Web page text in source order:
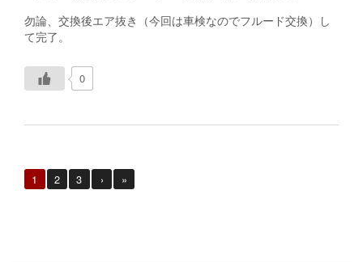
勿論、交換後エア抜き（今回は車検なのでフルード交換）し
て完了。
0
1 2 3 › »